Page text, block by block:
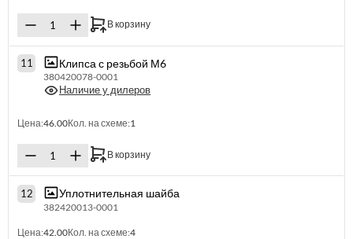
В корзину
11 Клипса с резьбой М6
380420078-0001
Наличие у дилеров
Цена:46.00Кол. на схеме:1
В корзину
12 Уплотнительная шайба
382420013-0001
Цена:42.00Кол. на схеме:4